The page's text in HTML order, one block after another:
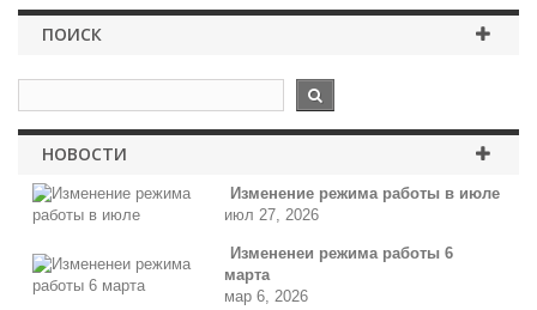
ПОИСК
НОВОСТИ
Изменение режима работы в июле
июл 27, 2026
Измененеи режима работы 6
марта
мар 6, 2026